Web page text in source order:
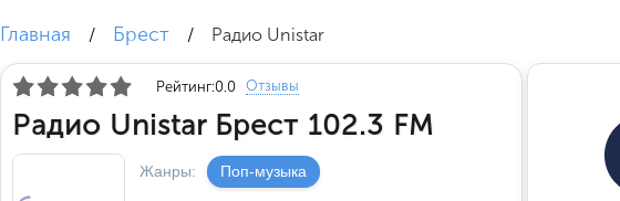
Главная / Брест / Радио Unistar
Рейтинг:0.0 Отзывы
Радио Unistar Брест 102.3 FM
Жанры: Поп-музыка